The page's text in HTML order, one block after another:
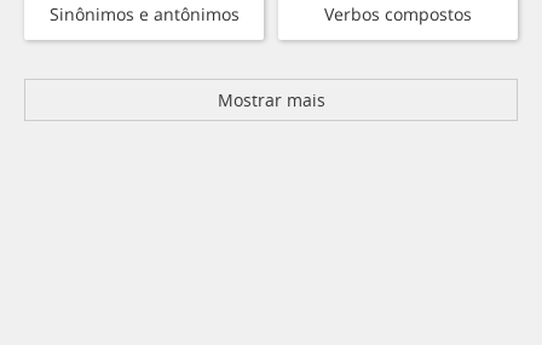
Sinônimos e antônimos Verbos compostos
Mostrar mais